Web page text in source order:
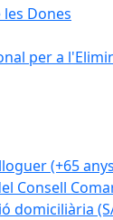
Dones
per a
(+65
Consell
domiciliària